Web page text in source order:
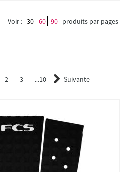
Voir : 30 60 90 produits par pages
2 3 ...10 Suivante